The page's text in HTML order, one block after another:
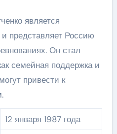
является
представляет Россию
Он стал
семейная поддержка и
привести к
12 января 1987 года